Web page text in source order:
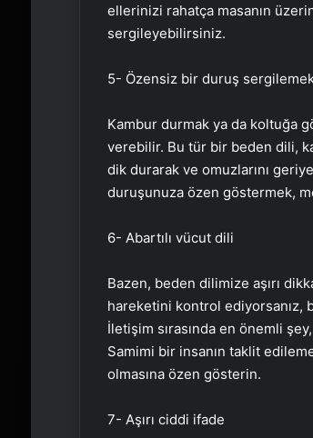
ellerinizi rahatça masanın
sergileyebilirsiniz.
5- Özensiz bir duruş
Kambur durmak ya da koltuğa
verebilir. Bu tür bir beden dili,
dik durarak ve omuzlarını
duruşunuza özen göstermek,
6- Abartılı vücut dili
Bazen, beden dilimize aşırı
hareketini kontrol ediyorsanız,
İletişim sırasında en önemli
Samimi bir insanın taklit
olmasına özen gösterin.
7- Aşırı ciddi ifade